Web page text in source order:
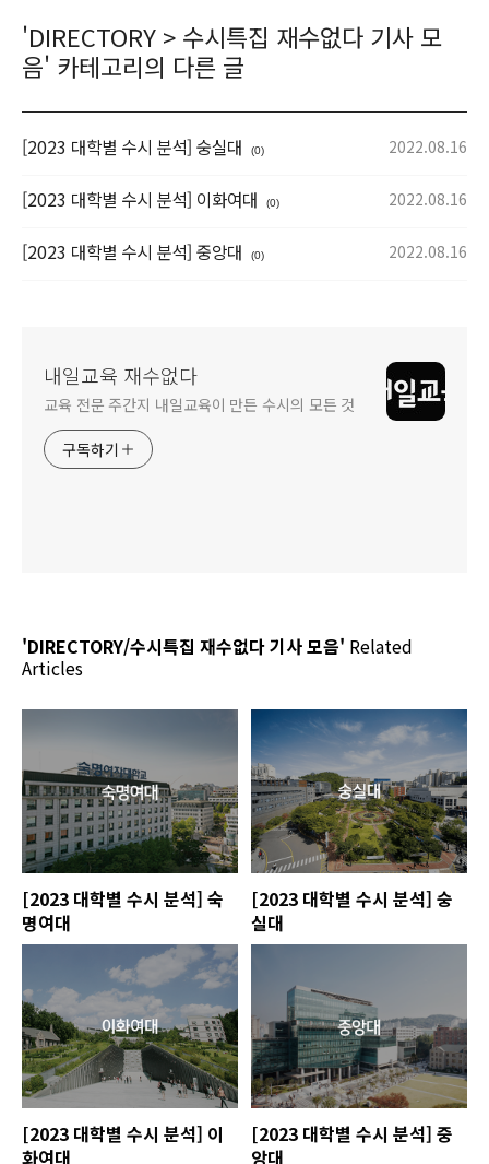
'DIRECTORY > 수시특집 재수없다 기사 모
음' 카테고리의 다른 글
[2023 대학별 수시 분석] 숭실대 (0) 2022.08.16
[2023 대학별 수시 분석] 이화여대 (0) 2022.08.16
[2023 대학별 수시 분석] 중앙대 (0) 2022.08.16
내일교육 재수없다
교육 전문 주간지 내일교육이 만든 수시의 모든 것
구독하기
'DIRECTORY/수시특집 재수없다 기사 모음' Related
Articles
[2023 대학별 수시 분석] 숙
명여대
[2023 대학별 수시 분석] 숭
실대
[2023 대학별 수시 분석] 이
화여대
[2023 대학별 수시 분석] 중
앙대